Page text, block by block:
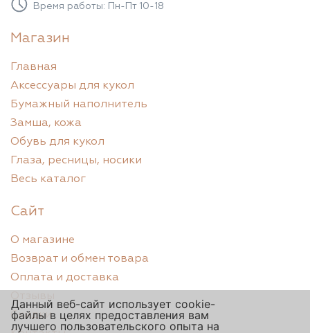
Время работы: Пн-Пт 10-18
Магазин
Главная
Аксессуары для кукол
Бумажный наполнитель
Замша, кожа
Обувь для кукол
Глаза, ресницы, носики
Весь каталог
Сайт
О магазине
Возврат и обмен товара
Оплата и доставка
Скидки
Данный веб-сайт использует cookie-
файлы в целях предоставления вам
лучшего пользовательского опыта на